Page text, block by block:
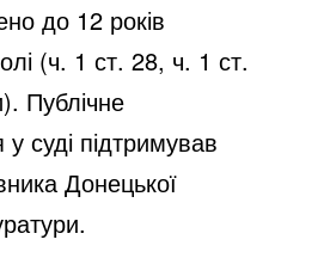
до 12 років
(ч. 1 ст. 28, ч. 1 ст.
Публічне
суді підтримував
Донецької